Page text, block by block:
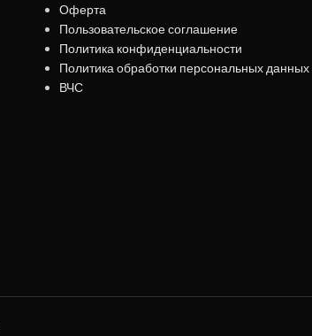
Оферта
Пользовательское соглашение
Политика конфиденциальности
Политика обработки персональных данных
ВЧС